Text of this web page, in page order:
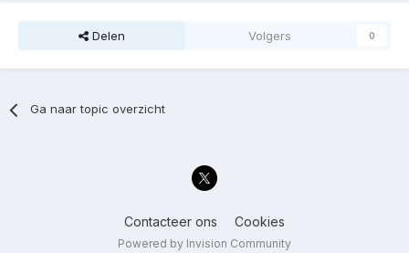
Delen Volgers 0
Ga naar topic overzicht
Contacteer ons Cookies
Powered by Invision Community